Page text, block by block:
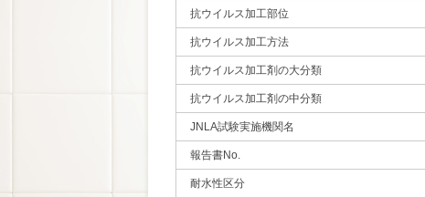
抗ウイルス加工部位
抗ウイルス加工方法
抗ウイルス加工剤の大分類
抗ウイルス加工剤の中分類
JNLA試験実施機関名
報告書No.
耐水性区分